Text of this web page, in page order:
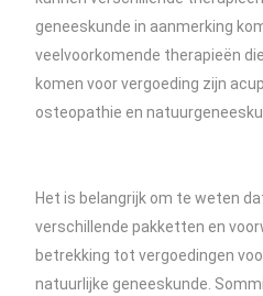
geneeskunde in aanmerking
veelvoorkomende therapieën
komen voor vergoeding zijn
osteopathie en
Het is belangrijk om te weten
verschillende pakketten en
betrekking tot vergoedingen
natuurlijke geneeskunde.